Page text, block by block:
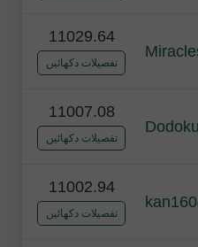
11029.64
تفصیلات دکھائیں
11007.08
تفصیلات دکھائیں
11002.94
تفصیلات دکھائیں